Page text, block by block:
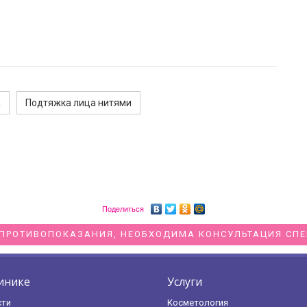
Подтяжка лица нитями
Поделиться
НЕОБХОДИМА КОНСУЛЬТАЦИЯ
Услуги
Косметология